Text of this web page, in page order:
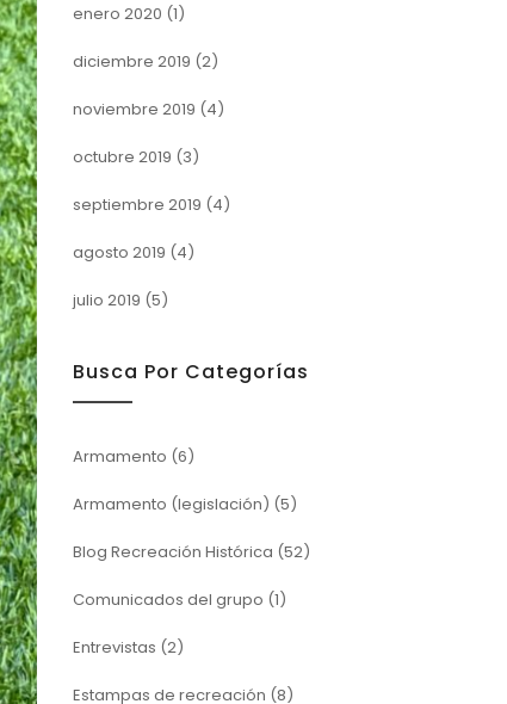
enero 2020 (1)
diciembre 2019 (2)
noviembre 2019 (4)
octubre 2019 (3)
septiembre 2019 (4)
agosto 2019 (4)
julio 2019 (5)
Busca Por Categorías
Armamento (6)
Armamento (legislación) (5)
Blog Recreación Histórica (52)
Comunicados del grupo (1)
Entrevistas (2)
Estampas de recreación (8)